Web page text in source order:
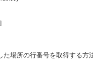
]
た場所の行番号を取得する方